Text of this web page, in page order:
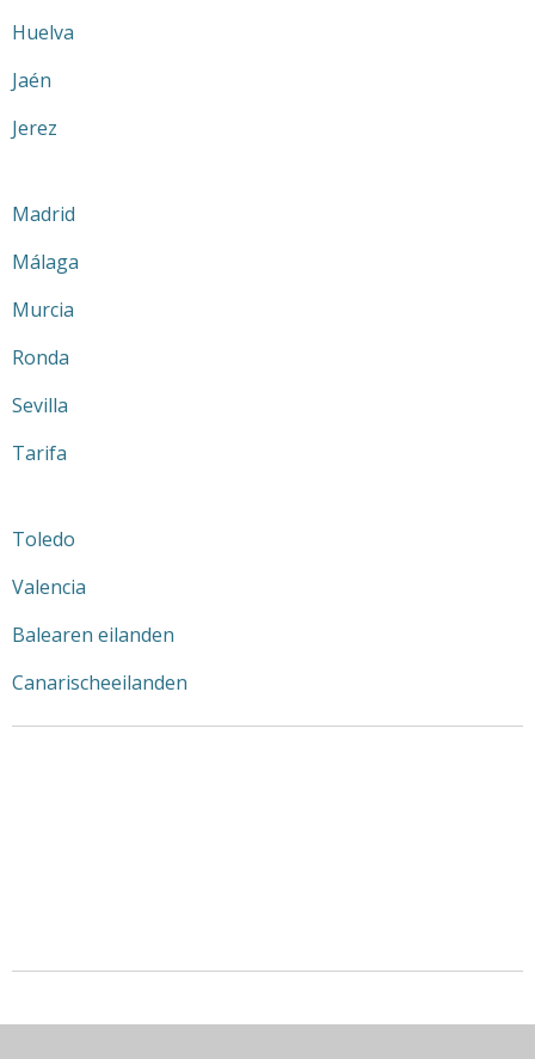
Huelva
Jaén
Jerez
Madrid
Málaga
Murcia
Ronda
Sevilla
Tarifa
Toledo
Valencia
Balearen eilanden
Canarischeeilanden